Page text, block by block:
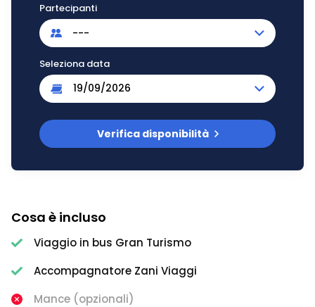
Partecipanti
---
Seleziona data
Verifica disponibilità
Cosa è incluso
Viaggio in bus Gran Turismo
Accompagnatore Zani Viaggi
Mance (opzionali)